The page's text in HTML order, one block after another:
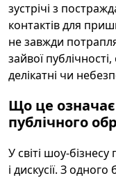
зустрічі з
контактів для
не завжди
зайвої
делікатні чи
Що це означає
публічного
У світі шоу-
і дискусії. З одного